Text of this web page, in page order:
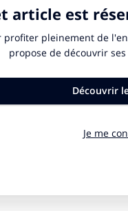
souhaitent
dans une publicité.
qui présentent des
exclusives, via des